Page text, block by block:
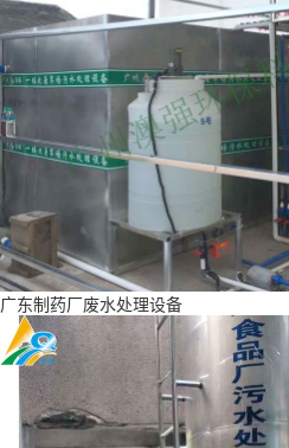
广东制药厂废水处理设备